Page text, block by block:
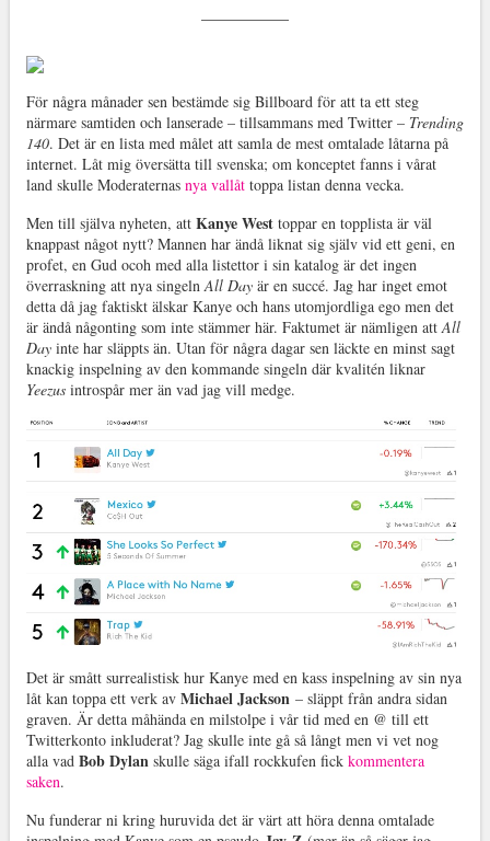
För några månader sen bestämde sig Billboard för att ta ett steg
närmare samtiden och lanserade – tillsammans med Twitter – Trending
140. Det är en lista med målet att samla de mest omtalade låtarna på
internet. Låt mig översätta till svenska; om konceptet fanns i vårat
land skulle Moderaternas nya vallåttoppa listan denna vecka.
Men till själva nyheten, att Kanye Westtoppar en topplista är väl
knappast något nytt? Mannen har ändå liknat sig själv vid ett geni, en
profet, en Gud ocoh med alla listettor i sin katalog är det ingen
överraskning att nya singelnAll Dayär en succé. Jag har inget emot
detta då jag faktiskt älskar Kanye och hans utomjordliga ego men det
är ändå någonting som inte stämmer här. Faktumet är nämligen attAll
Dayinte har släppts än. Utan för några dagar sen läckte en minst sagt
knackig inspelning av den kommande singeln där kvalitén liknar
Yeezusintrospår mer än vad jag vill medge.
Det är smått surrealistisk hur Kanye med en kass inspelning av sin nya
låt kan toppa ett verk av Michael Jackson– släppt från andra sidan
graven. Är detta måhända en milstolpe i vår tid med en @ till ett
Twitterkonto inkluderat? Jag skulle inte gå så långt men vi vet nog
alla vad Bob Dylanskulle säga ifall rockkufen fick kommentera
saken.
Nu funderar ni kring huruvida det är värt att höra denna omtalade